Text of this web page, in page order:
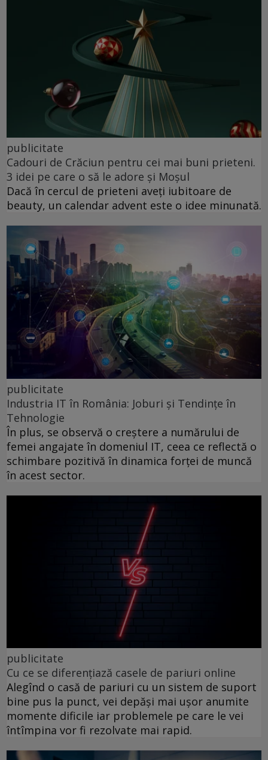
publicitate
Cadouri de Crăciun pentru cei mai buni prieteni.
3 idei pe care o să le adore și Moșul
Dacă în cercul de prieteni aveți iubitoare de
beauty, un calendar advent este o idee minunată.
publicitate
Industria IT în România: Joburi și Tendințe în
Tehnologie
În plus, se observă o creștere a numărului de
femei angajate în domeniul IT, ceea ce reflectă o
schimbare pozitivă în dinamica forței de muncă
în acest sector.
publicitate
Cu ce se diferențiază casele de pariuri online
Alegînd o casă de pariuri cu un sistem de suport
bine pus la punct, vei depăși mai ușor anumite
momente dificile iar problemele pe care le vei
întîmpina vor fi rezolvate mai rapid.